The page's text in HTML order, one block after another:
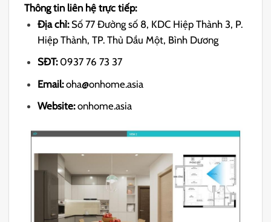
Thông tin liên hệ trực tiếp:
Địa chỉ: Số 77 Đường số 8, KDC Hiệp Thành 3, P.
Hiệp Thành, TP. Thủ Dầu Một, Bình Dương
SĐT: 0937 76 73 37
Email:oha@onhome.asia
Website:onhome.asia